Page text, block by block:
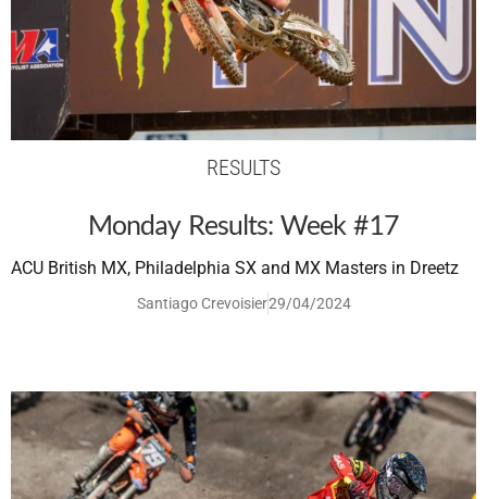
RESULTS
Monday Results: Week #17
ACU British MX, Philadelphia SX and MX Masters in Dreetz
Santiago Crevoisier29/04/2024